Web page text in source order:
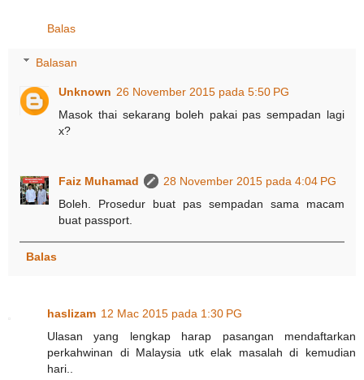
Balas
Balasan
Unknown 26 November 2015 pada 5:50 PG
Masok thai sekarang boleh pakai pas sempadan lagi
x?
Faiz Muhamad
28 November 2015 pada 4:04 PG
Boleh. Prosedur buat pas sempadan sama macam
buat passport.
Balas
haslizam 12 Mac 2015 pada 1:30 PG
Ulasan yang lengkap harap pasangan mendaftarkan
perkahwinan di Malaysia utk elak masalah di kemudian
hari..